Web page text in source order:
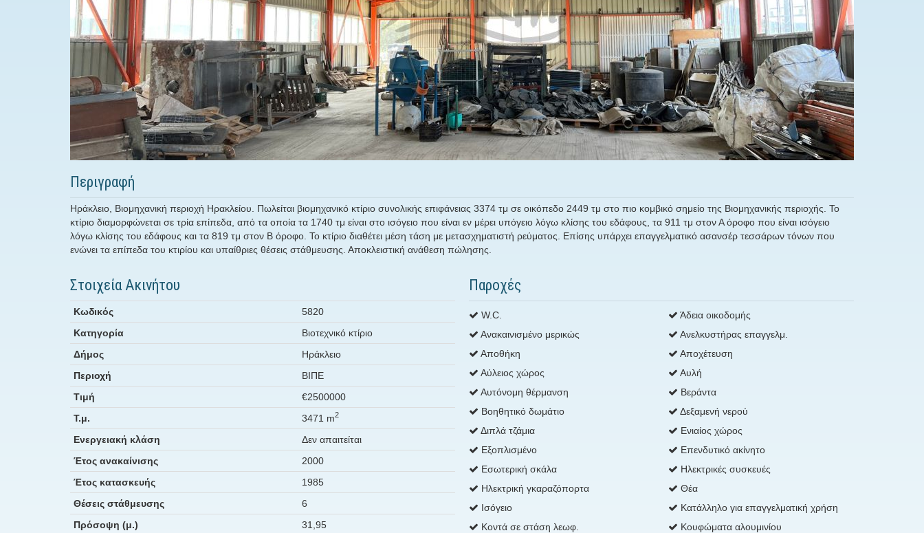
Περιγραφή
Ηράκλειο, Βιομηχανική περιοχή Ηρακλείου. Πωλείται βιομηχανικό κτίριο συνολικής επιφάνειας 3374 τμ σε οικόπεδο 2449 τμ στο πιο κομβικό σημείο της Βιομηχανικής περιοχής. Το
κτίριο διαμορφώνεται σε τρία επίπεδα, από τα οποία τα 1740 τμ είναι στο ισόγειο που είναι εν μέρει υπόγειο λόγω κλίσης του εδάφους, τα 911 τμ στον Α όροφο που είναι ισόγειο
λόγω κλίσης του εδάφους και τα 819 τμ στον Β όροφο. Το κτίριο διαθέτει μέση τάση με μετασχηματιστή ρεύματος. Επίσης υπάρχει επαγγελματικό ασανσέρ τεσσάρων τόνων που
ενώνει τα επίπεδα του κτιρίου και υπαίθριες θέσεις στάθμευσης. Αποκλειστική ανάθεση πώλησης.
Στοιχεία Ακινήτου
Κωδικός
5820
Κατηγορία
Βιοτεχνικό κτίριο
Δήμος
Ηράκλειο
Περιοχή
ΒΙΠΕ
Τιμή
€2500000
Τ.μ.
3471 m2
Ενεργειακή κλάση
Δεν απαιτείται
Έτος ανακαίνισης
2000
Έτος κατασκευής
1985
Θέσεις στάθμευσης
6
Πρόσοψη (μ.)
31,95
Παροχές
W.C.
Άδεια οικοδομής
Ανακαινισμένο μερικώς
Ανελκυστήρας επαγγελμ.
Αποθήκη
Αποχέτευση
Αύλειος χώρος
Αυλή
Αυτόνομη θέρμανση
Βεράντα
Βοηθητικό δωμάτιο
Δεξαμενή νερού
Διπλά τζάμια
Ενιαίος χώρος
Εξοπλισμένο
Επενδυτικό ακίνητο
Εσωτερική σκάλα
Ηλεκτρικές συσκευές
Ηλεκτρική γκαραζόπορτα
Θέα
Ισόγειο
Κατάλληλο για επαγγελματική χρήση
Κοντά σε στάση λεωφ.
Κουφώματα αλουμινίου